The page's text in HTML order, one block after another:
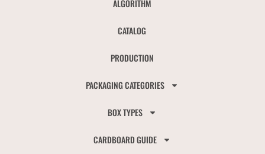
ALGORITHM
CATALOG
PRODUCTION
PACKAGING CATEGORIES
BOX TYPES
CARDBOARD GUIDE